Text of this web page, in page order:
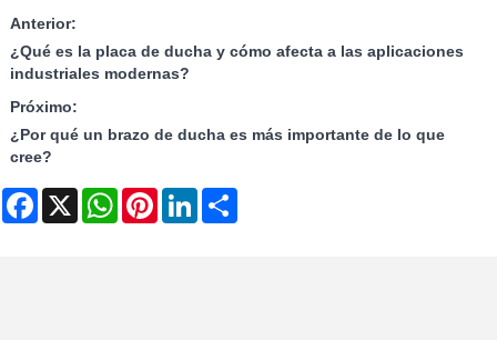
Anterior:
¿Qué es la placa de ducha y cómo afecta a las aplicaciones
industriales modernas?
Próximo:
¿Por qué un brazo de ducha es más importante de lo que
cree?
Facebook
X WhatsAppPinterestLinkedIn